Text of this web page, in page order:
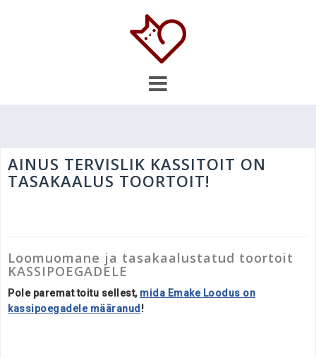
AINUS TERVISLIK KASSITOIT ON
TASAKAALUS TOORTOIT!
Loomuomane ja tasakaalustatud toortoit
KASSIPOEGADELE
Pole paremat toitu sellest, mida Emake Loodus on
kassipoegadele määranud !